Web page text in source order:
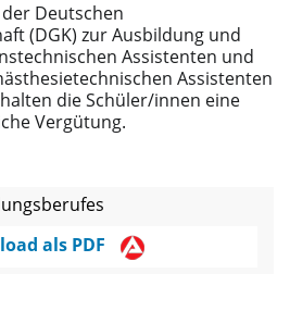
Deutschen
(DGK) zur Ausbildung und
Assistenten und
Assistenten
die Schüler/innen eine
Vergütung.
als PDF